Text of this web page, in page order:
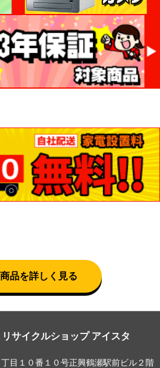
品を詳しく見る
サイクルショップ アイスタ
目１０番１０号正興鶴瀬駅前ビル２階